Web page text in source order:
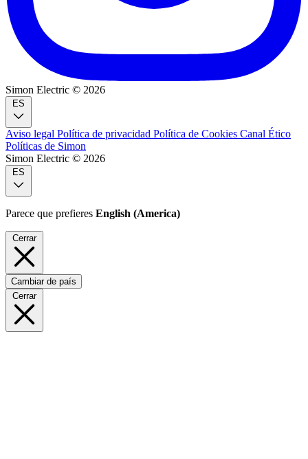
Simon Electric © 2026
Aviso legal Política de privacidad Política de Cookies Canal Ético
Políticas de Simon
Simon Electric © 2026
Parece que prefieres English (America)
Cerrar
Cambiar de país
Cerrar